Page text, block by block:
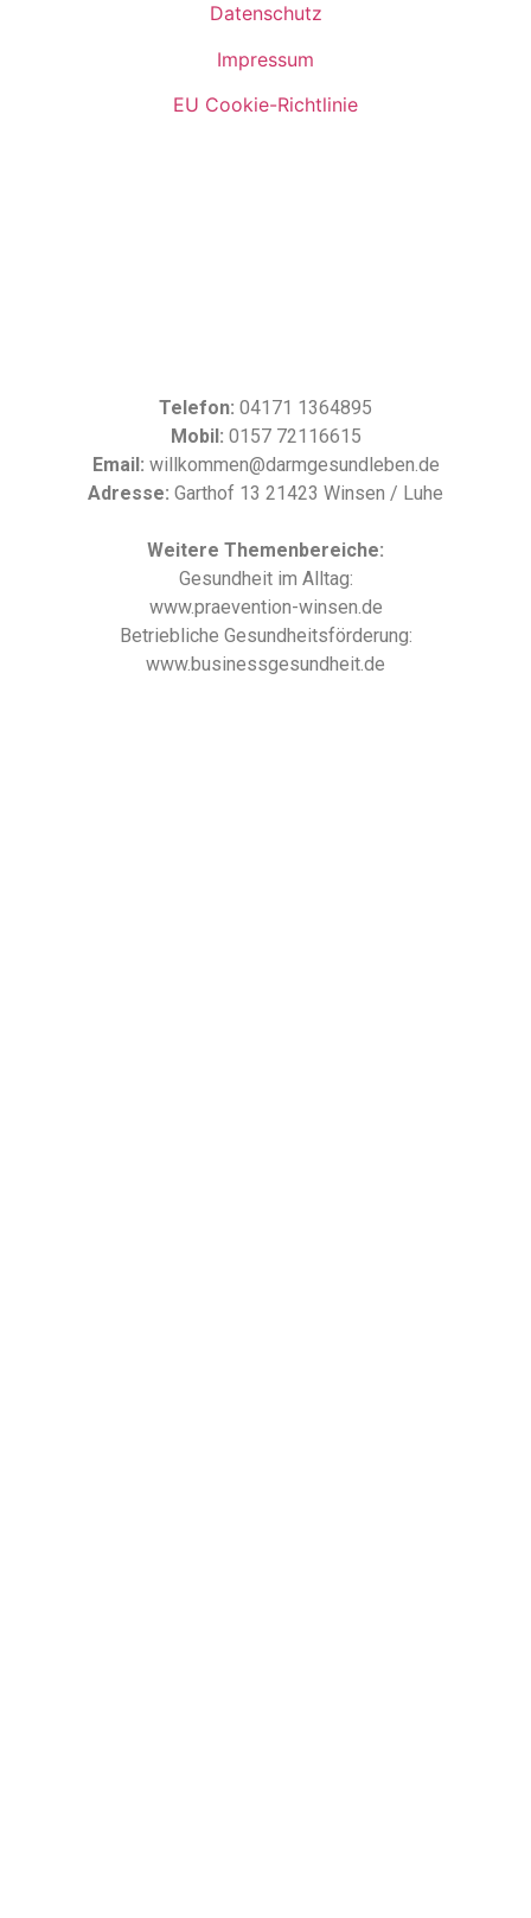
Telefon: 04171 1364895
Mobil: 0157 72116615
Email: willkommen@darmgesundleben.de
Adresse: Garthof 13 21423 Winsen / Luhe
Weitere Themenbereiche:
Gesundheit im Alltag:
www.praevention-winsen.de
Betriebliche Gesundheitsförderung:
www.businessgesundheit.de
Datenschutz
Impressum
EU Cookie-Richtlinie